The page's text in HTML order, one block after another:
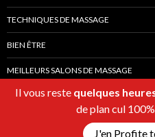
TECHNIQUES DE MASSAGE
BIEN ÊTRE
MEILLEURS SALONS DE MASSAGE
Fièrement propulsé par WordPress
Il vous reste quelques
de plan cul 100%
J'en Profite